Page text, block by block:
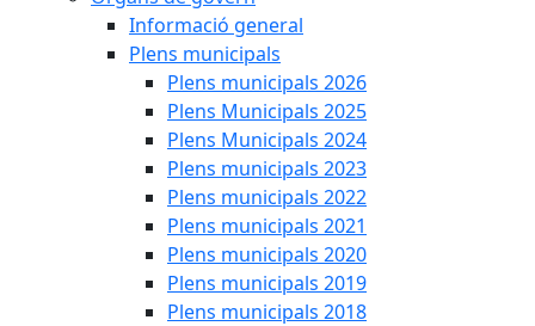
Informació general
Plens municipals
Plens municipals 2026
Plens Municipals 2025
Plens Municipals 2024
Plens municipals 2023
Plens municipals 2022
Plens municipals 2021
Plens municipals 2020
Plens municipals 2019
Plens municipals 2018